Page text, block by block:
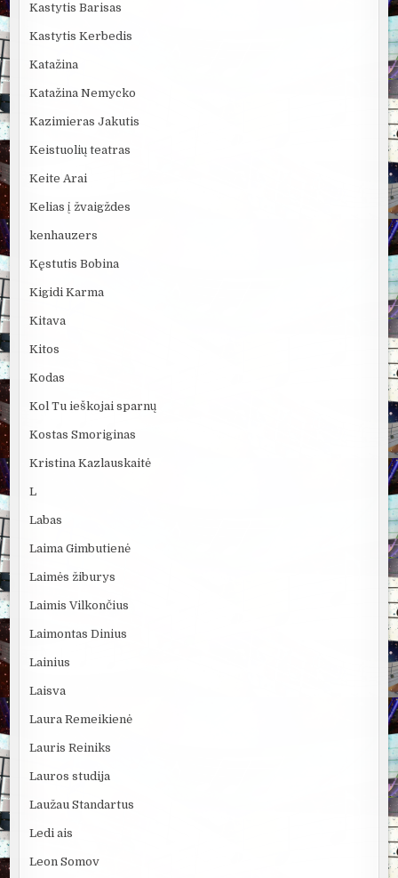
Kastytis Barisas
Kastytis Kerbedis
Katažina
Katažina Nemycko
Kazimieras Jakutis
Keistuolių teatras
Keite Arai
Kelias į žvaigždes
kenhauzers
Kęstutis Bobina
Kigidi Karma
Kitava
Kitos
Kodas
Kol Tu ieškojai sparnų
Kostas Smoriginas
Kristina Kazlauskaitė
L
Labas
Laima Gimbutienė
Laimės žiburys
Laimis Vilkončius
Laimontas Dinius
Lainius
Laisva
Laura Remeikienė
Lauris Reiniks
Lauros studija
Laužau Standartus
Ledi ais
Leon Somov